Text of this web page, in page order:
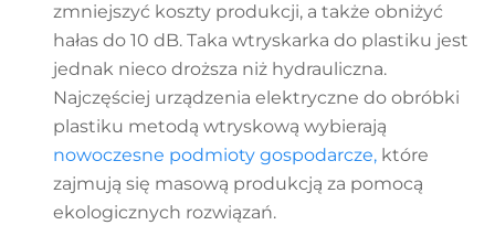
zmniejszyć koszty produkcji, a także obniżyć
hałas do 10 dB. Taka wtryskarka do plastiku jest
jednak nieco droższa niż hydrauliczna.
Najczęściej urządzenia elektryczne do obróbki
plastiku metodą wtryskową wybierają
nowoczesne podmioty gospodarcze, które
zajmują się masową produkcją za pomocą
ekologicznych rozwiązań.